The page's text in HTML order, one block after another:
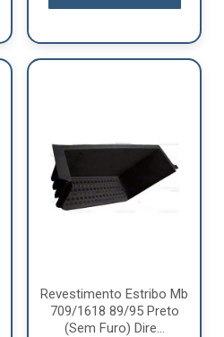
Revestimento Estribo Mb
709/1618 89/95 Preto
(Sem Furo) Dire...